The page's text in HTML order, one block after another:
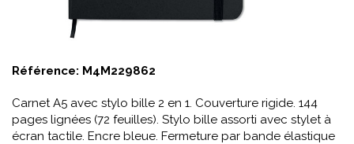
Référence: M4M229862
Carnet A5 avec stylo bille 2 en 1. Couverture rigide. 144
pages lignées (72 feuilles). Stylo bille assorti avec stylet à
écran tactile. Encre bleue. Fermeture par bande élastique